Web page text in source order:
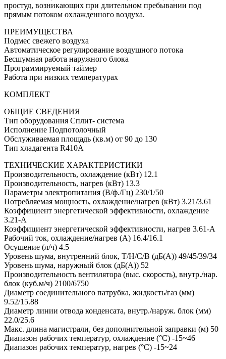
простуд, возникающих при длительном пребывании под
прямым потоком охлажденного воздуха.
ПРЕИМУЩЕСТВА
Подмес свежего воздуха
Автоматическое регулирование воздушного потока
Бесшумная работа наружного блока
Программируемый таймер
Работа при низких температурах
КОМПЛЕКТ
ОБЩИЕ СВЕДЕНИЯ
Тип оборудования Сплит- система
Исполнение Подпотолочный
Обслуживаемая площадь (кв.м) от 90 до 130
Тип хладагента R410A
ТЕХНИЧЕСКИЕ ХАРАКТЕРИСТИКИ
Производительность, охлаждение (кВт) 12.1
Производительность, нагрев (кВт) 13.3
Параметры электропитания (В/ф./Гц) 230/1/50
Потребляемая мощность, охлаждение/нагрев (кВт) 3.21/3.61
Коэффициент энергетической эффективности, охлаждение
3.21-A
Коэффициент энергетической эффективности, нагрев 3.61-A
Рабочий ток, охлаждение/нагрев (A) 16.4/16.1
Осушение (л/ч) 4.5
Уровень шума, внутренний блок, Т/Н/С/В (дБ(А)) 49/45/39/34
Уровень шума, наружный блок (дБ(А)) 52
Производительность вентилятора (выс. скорость), внутр./нар.
блок (куб.м/ч) 2100/6750
Диаметр соединительного патрубка, жидкость/газ (мм)
9.52/15.88
Диаметр линии отвода конденсата, внутр./наруж. блок (мм)
22.0/25.6
Макс. длина магистрали, без дополнительной заправки (м) 50
Диапазон рабочих температур, охлаждение (°C) -15~46
Диапазон рабочих температур, нагрев (°C) -15~24